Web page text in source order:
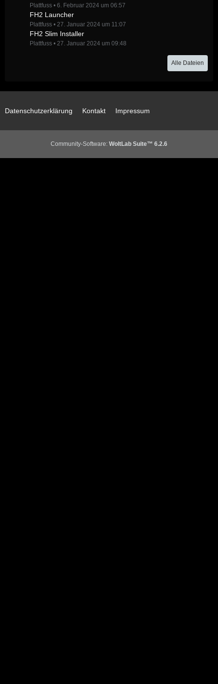
Plattfuss 6. Februar 2024 um 06:57
FH2 Launcher
Plattfuss 27. Januar 2024 um 11:07
FH2 Slim Installer
Plattfuss 27. Januar 2024 um 09:48
Alle Dateien
Datenschutzerklärung Kontakt Impressum
Community-Software: WoltLab Suite™ 6.2.6